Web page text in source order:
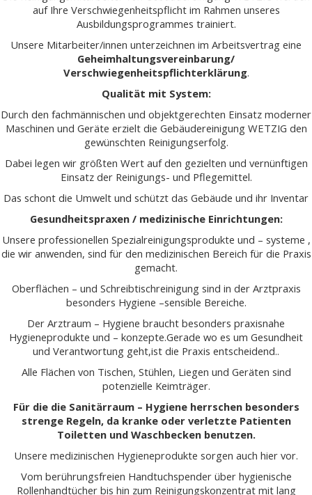
auf Ihre Verschwiegenheitspflicht im Rahmen unseres
Ausbildungsprogrammes trainiert.
Unsere Mitarbeiter/innen unterzeichnen im Arbeitsvertrag eine
Geheimhaltungsvereinbarung/
Verschwiegenheitspflichterklärung.
Qualität mit System:
Durch den fachmännischen und objektgerechten Einsatz moderner
Maschinen und Geräte erzielt die Gebäudereinigung WETZIG den
gewünschten Reinigungserfolg.
Dabei legen wir größten Wert auf den gezielten und vernünftigen
Einsatz der Reinigungs- und Pflegemittel.
Das schont die Umwelt und schützt das Gebäude und ihr Inventar
Gesundheitspraxen / medizinische Einrichtungen:
Unsere professionellen Spezialreinigungsprodukte und – systeme ,
die wir anwenden, sind für den medizinischen Bereich für die Praxis
gemacht.
Oberflächen – und Schreibtischreinigung sind in der Arztpraxis
besonders Hygiene –sensible Bereiche.
Der Arztraum – Hygiene braucht besonders praxisnahe
Hygieneprodukte und – konzepte.Gerade wo es um Gesundheit
und Verantwortung geht,ist die Praxis entscheidend..
Alle Flächen von Tischen, Stühlen, Liegen und Geräten sind
potenzielle Keimträger.
Für die die Sanitärraum – Hygiene herrschen besonders
strenge Regeln, da kranke oder verletzte Patienten
Toiletten und Waschbecken benutzen.
Unsere medizinischen Hygieneprodukte sorgen auch hier vor.
Vom berührungsfreien Handtuchspender über hygienische
Rollenhandtücher bis hin zum Reinigungskonzentrat mit lang